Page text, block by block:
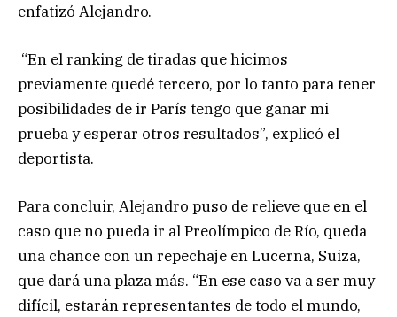
enfatizó Alejandro.
“En el ranking de tiradas que hicimos
previamente quedé tercero, por lo tanto para tener
posibilidades de ir París tengo que ganar mi
prueba y esperar otros resultados”, explicó el
deportista.
Para concluir, Alejandro puso de relieve que en el
caso que no pueda ir al Preolímpico de Río, queda
una chance con un repechaje en Lucerna, Suiza,
que dará una plaza más. “En ese caso va a ser muy
difícil, estarán representantes de todo el mundo,